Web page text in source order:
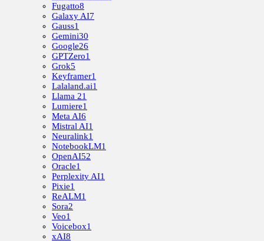
Fugatto8
Galaxy AI7
Gauss1
Gemini30
Google26
GPTZero1
Grok5
Keyframer1
Lalaland.ai1
Llama 21
Lumiere1
Meta AI6
Mistral AI1
Neuralink1
NotebookLM1
OpenAI52
Oracle1
Perplexity AI1
Pixie1
ReALM1
Sora2
Veo1
Voicebox1
xAI8